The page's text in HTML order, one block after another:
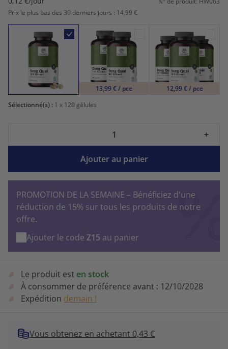
Prix le plus bas des 30 derniers jours : 14,99 €
13,99 € / pce
12,99 € / pce
Sélectionné(s) : 1 x 120 gélules
+
Ajouter au panier
PROMOTION DE LA SEMAINE – Bénéficiez d'une
réduction de 15% sur tous les produits de notre
offre.
Ajouter le code Z15 au panier
Le produit est en stock
À consommer de préférence avant : 12/10/2028
Expédition demain !
Vous obtenez en achetant 0,43 €